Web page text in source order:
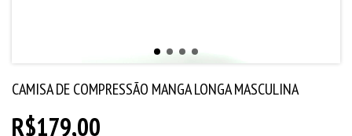
CAMISA DE COMPRESSÃO MANGA LONGA MASCULINA
R$179,00